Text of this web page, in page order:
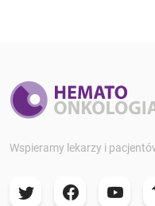
Wspieramy lekarzy i